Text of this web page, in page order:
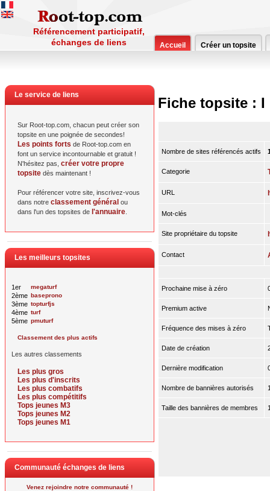
Référencement participatif,
échanges de liens
Accueil Créer un topsite
Le service de liens
Sur Root-top.com, chacun peut créer son
topsite en une poignée de secondes!
Les points forts de Root-top.com en
font un service incontournable et gratuit !
N'hésitez pas, créer votre propre
topsite dès maintenant !
Pour référencer votre site, inscrivez-vous
dans notre classement général ou
dans l'un des topsites de l'annuaire
Les meilleurs topsites
1er megaturf
2ème baseprono
3ème topturfjs
4ème turf
5ème pmuturf
Classement des plus actifs
Les autres classements
Les plus gros
Les plus d'inscrits
Les plus combatifs
Les plus compétitifs
Tops jeunes M3
Tops jeunes M2
Tops jeunes M1
Communauté échanges de liens
Venez rejoindre notre communauté !
Fiche topsite : I
Nombre de sites référencés actifs
Categorie
URL
Mot-clés
Site propriétaire du topsite
Contact
Prochaine mise à zéro
Premium active
Fréquence des mises à zéro
Date de création
Dernière modification
Nombre de bannières autorisés
Taille des bannières de membres